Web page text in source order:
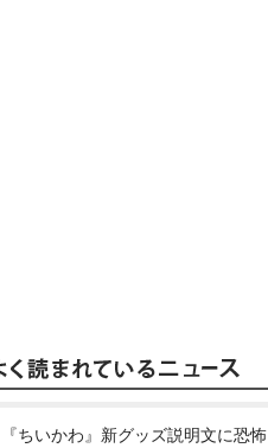
『ちいかわ』新グッズ説明文に恐怖